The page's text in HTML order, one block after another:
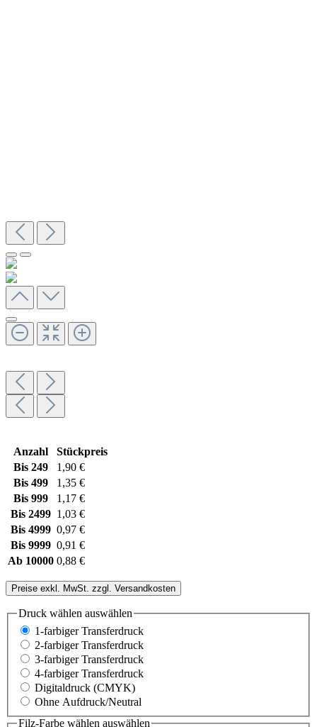
Anzahl
Stückpreis
Bis 249
1,90 €
Bis 499
1,35 €
Bis 999
1,17 €
Bis 2499 1,03 €
Bis 4999 0,97 €
Bis 9999 0,91 €
Ab 10000 0,88 €
Preise exkl. MwSt. zzgl. Versandkosten
Druck wählen auswählen
1-farbiger Transferdruck
2-farbiger Transferdruck
3-farbiger Transferdruck
4-farbiger Transferdruck
Digitaldruck (CMYK)
Ohne Aufdruck/Neutral
Filz-Farbe wählen auswählen